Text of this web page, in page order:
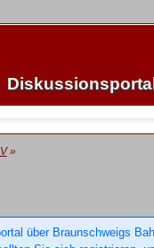
»
über Braunschweigs